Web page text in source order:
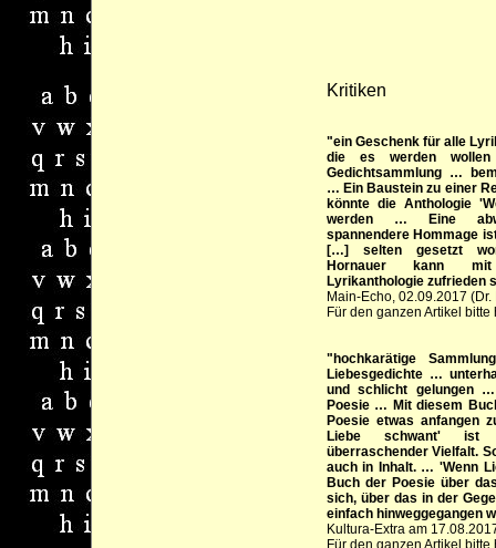
Kritiken
"ein Geschenk für alle
die es werden
Gedichtsammlung …
… Ein Baustein zu einer
könnte die Anthologie
werden … Eine
spannendere Hommage
[…] selten gesetzt
Hornauer kann
Lyrikanthologie zufrieden
Main-Echo, 02.09.2017
Für den ganzen Artikel bitte
"hochkarätige
Liebesgedichte …
und schlicht gelungen
Poesie … Mit diesem
Poesie etwas anfangen
Liebe schwant' ist
überraschender Vielfalt.
auch in Inhalt. … 'Wenn
Buch der Poesie über
sich, über das in der
einfach hinweggegangen
Kultura-Extra am
Für den ganzen Artikel bitte